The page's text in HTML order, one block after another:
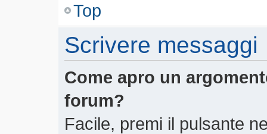
Top
Scrivere messaggi
Come apro un
forum?
Facile, premi il pulsante